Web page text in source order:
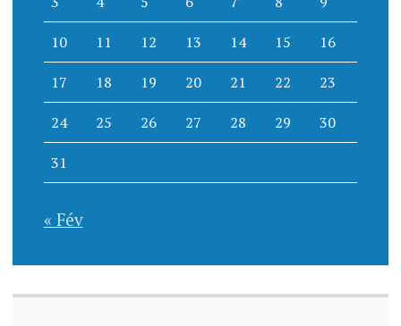
10 11 12 13 14 15 16
17 18 19 20 21 22 23
24 25 26 27 28 29 30
31
« Fév